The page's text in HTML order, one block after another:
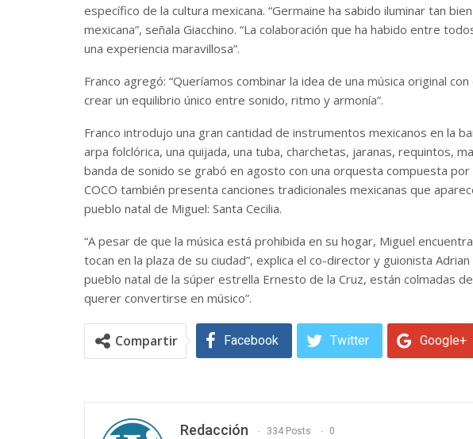
específico de la cultura mexicana. “Germaine ha sabido iluminar tan
mexicana”, señala Giacchino. “La colaboración que ha habido entre
una experiencia maravillosa”.
Franco agregó: “Queríamos combinar la idea de una música original
crear un equilibrio único entre sonido, ritmo y armonía”.
Franco introdujo una gran cantidad de instrumentos mexicanos en la
arpa folclórica, una quijada, una tuba, charchetas, jaranas, requintos,
banda de sonido se grabó en agosto con una orquesta compuesta
COCO también presenta canciones tradicionales mexicanas que
pueblo natal de Miguel: Santa Cecilia.
“A pesar de que la música está prohibida en su hogar, Miguel
tocan en la plaza de su ciudad”, explica el co-director y guionista Adrian
pueblo natal de la súper estrella Ernesto de la Cruz, están colmadas
querer convertirse en músico”.
Compartir Facebook Twitter Google+
Redacción 334 Posts 0